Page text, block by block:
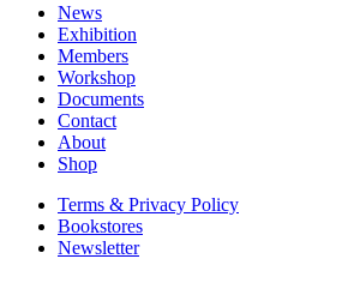
News
Exhibition
Members
Workshop
Documents
Contact
About
Shop
Terms & Privacy Policy
Bookstores
Newsletter